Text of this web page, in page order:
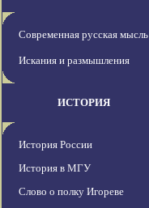
Современная русская мысль
Искания и размышления
ИСТОРИЯ
История России
История в МГУ
Слово о полку Игореве